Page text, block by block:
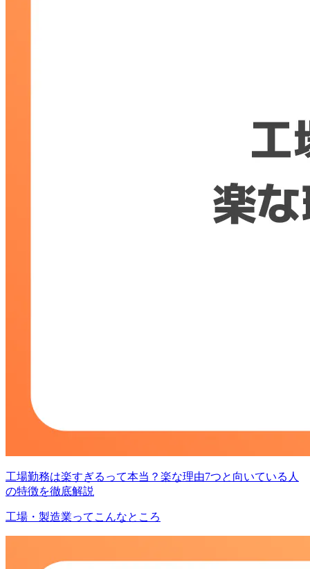
工場勤務は楽すぎるって本当？楽な理由7つと向いている人
の特徴を徹底解説
工場・製造業ってこんなところ